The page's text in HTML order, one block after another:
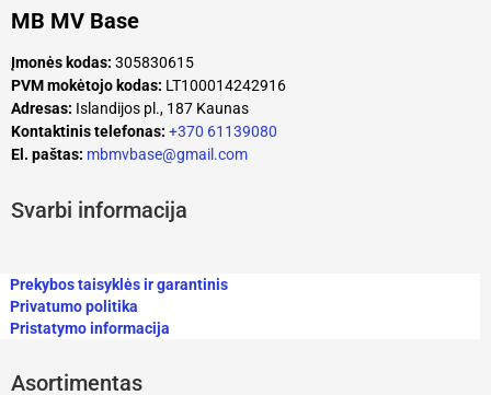
MB MV Base
Įmonės kodas: 305830615
PVM mokėtojo kodas: LT100014242916
Adresas: Islandijos pl., 187 Kaunas
Kontaktinis telefonas: +370 61139080
El. paštas: mbmvbase@gmail.com
Svarbi informacija
Prekybos taisyklės ir garantinis
Privatumo politika
Pristatymo informacija
Asortimentas